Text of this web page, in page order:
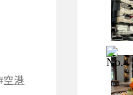
空港